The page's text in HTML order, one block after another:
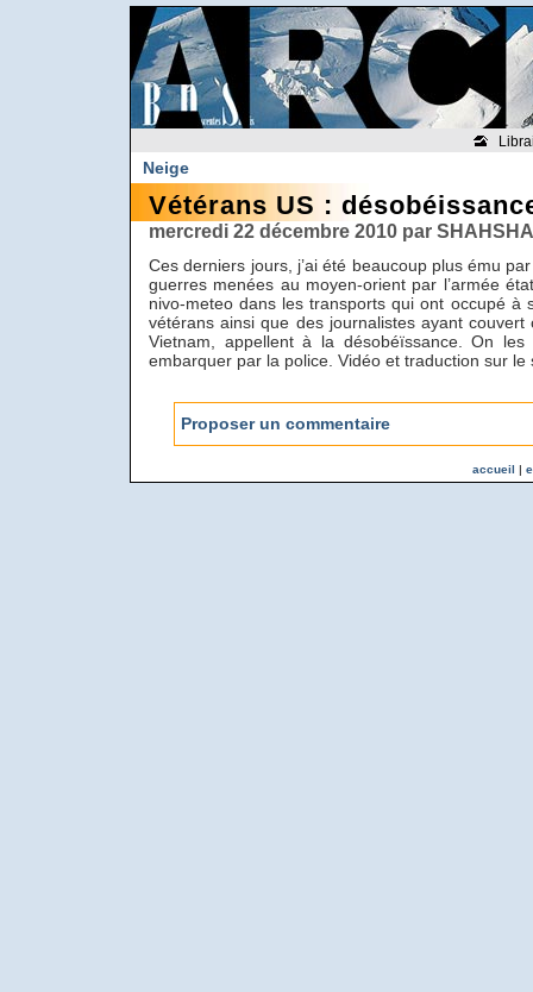
Neige
Vétérans US :
mercredi 22 décembre 2010 par
Ces derniers jours, j’ai été beaucoup plus ému
guerres menées au moyen-orient par l’armée
nivo-meteo dans les transports qui ont occupé à
vétérans ainsi que des journalistes ayant
Vietnam, appellent à la désobéïssance. On
embarquer par la police. Vidéo et traduction sur
Proposer un commentaire
accueil |